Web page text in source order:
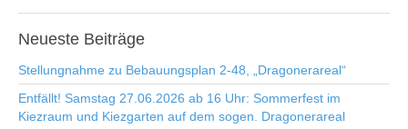
Neueste Beiträge
Stellungnahme zu Bebauungsplan 2-48, „Dragonerareal“
Entfällt! Samstag 27.06.2026 ab 16 Uhr: Sommerfest im
Kiezraum und Kiezgarten auf dem sogen. Dragonerareal